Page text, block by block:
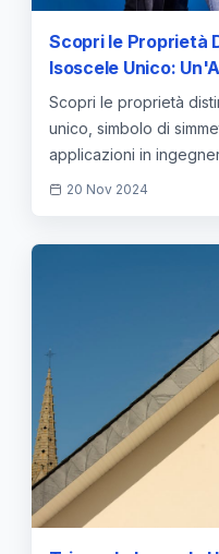
Scopri le Proprietà
Isoscele Unico:
Scopri le proprietà
unico, simbolo di
applicazioni in
20 Nov 2024